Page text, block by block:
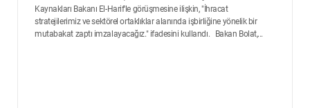
Kaynakları Bakanı El-Harif'le görüşmesine ilişkin, "İhracat
stratejilerimiz ve sektörel ortaklıklar alanında işbirliğine yönelik bir
mutabakat zaptı imzalayacağız." ifadesini kullandı. Bakan Bolat,...